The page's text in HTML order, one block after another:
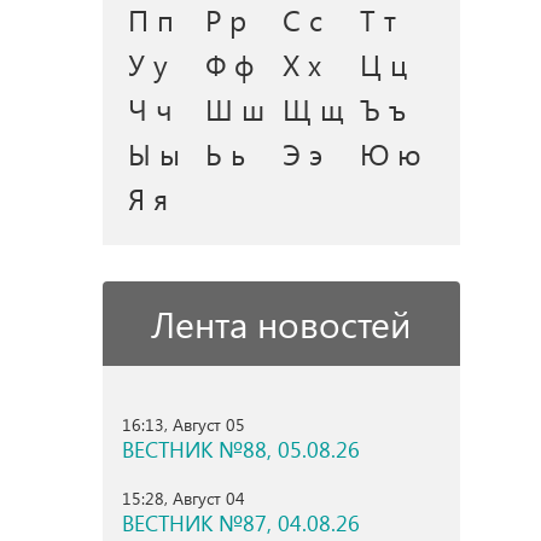
П п
Р р С с
Т т
У у
Ф ф Х х
Ц ц
Ч ч
Ш ш Щ щ Ъ ъ
Ы ы
Ь ь Э э
Ю ю
Я я
Лента новостей
16:13, Август 05
ВЕСТНИК №88, 05.08.26
15:28, Август 04
ВЕСТНИК №87, 04.08.26